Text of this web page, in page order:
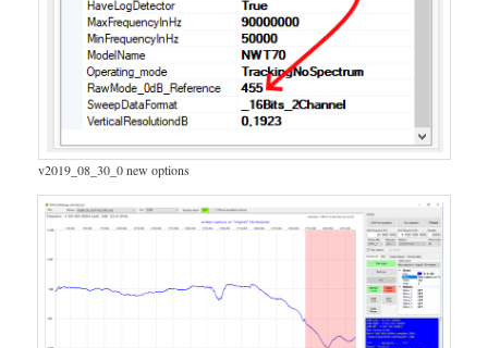
v2019_08_30_0 new options